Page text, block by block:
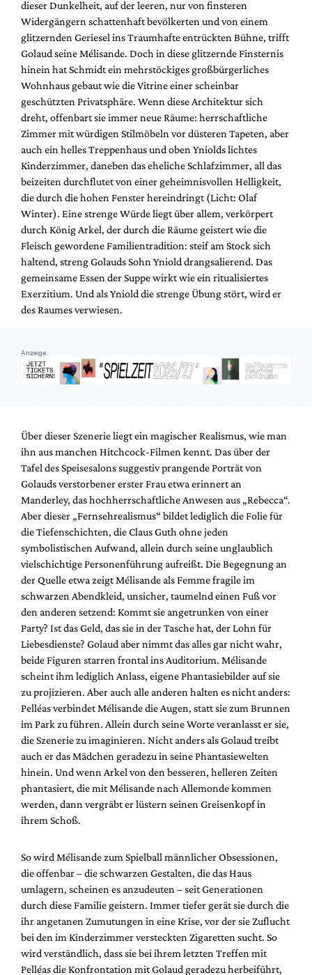
dieser Dunkelheit, auf der leeren, nur von finsteren
Widergängern schattenhaft bevölkerten und von einem
glitzernden Geriesel ins Traumhafte entrückten Bühne, trifft
Golaud seine Mélisande. Doch in diese glitzernde Finsternis
hinein hat Schmidt ein mehrstöckiges großbürgerliches
Wohnhaus gebaut wie die Vitrine einer scheinbar
geschützten Privatsphäre. Wenn diese Architektur sich
dreht, offenbart sie immer neue Räume: herrschaftliche
Zimmer mit würdigen Stilmöbeln vor düsteren Tapeten, aber
auch ein helles Treppenhaus und oben Yniolds lichtes
Kinderzimmer, daneben das eheliche Schlafzimmer, all das
beizeiten durchflutet von einer geheimnisvollen Helligkeit,
die durch die hohen Fenster hereindringt (Licht: Olaf
Winter). Eine strenge Würde liegt über allem, verkörpert
durch König Arkel, der durch die Räume geistert wie die
Fleisch gewordene Familientradition: steif am Stock sich
haltend, streng Golauds Sohn Yniold drangsalierend. Das
gemeinsame Essen der Suppe wirkt wie ein ritualisiertes
Exerzitium. Und als Yniold die strenge Übung stört, wird er
des Raumes verwiesen.
Anzeige
Über dieser Szenerie liegt ein magischer Realismus, wie man
ihn aus manchen Hitchcock-Filmen kennt. Das über der
Tafel des Speisesalons suggestiv prangende Porträt von
Golauds verstorbener erster Frau etwa erinnert an
Manderley, das hochherrschaftliche Anwesen aus „Rebecca“.
Aber dieser „Fernsehrealismus“ bildet lediglich die Folie für
die Tiefenschichten, die Claus Guth ohne jeden
symbolistischen Aufwand, allein durch seine unglaublich
vielschichtige Personenführung aufreißt. Die Begegnung an
der Quelle etwa zeigt Mélisande als Femme fragile im
schwarzen Abendkleid, unsicher, taumelnd einen Fuß vor
den anderen setzend: Kommt sie angetrunken von einer
Party? Ist das Geld, das sie in der Tasche hat, der Lohn für
Liebesdienste? Golaud aber nimmt das alles gar nicht wahr,
beide Figuren starren frontal ins Auditorium. Mélisande
scheint ihm lediglich Anlass, eigene Phantasiebilder auf sie
zu projizieren. Aber auch alle anderen halten es nicht anders:
Pelléas verbindet Mélisande die Augen, statt sie zum Brunnen
im Park zu führen. Allein durch seine Worte veranlasst er sie,
die Szenerie zu imaginieren. Nicht anders als Golaud treibt
auch er das Mädchen geradezu in seine Phantasiewelten
hinein. Und wenn Arkel von den besseren, helleren Zeiten
phantasiert, die mit Mélisande nach Allemonde kommen
werden, dann vergräbt er lüstern seinen Greisenkopf in
ihrem Schoß.
So wird Mélisande zum Spielball männlicher Obsessionen,
die offenbar – die schwarzen Gestalten, die das Haus
umlagern, scheinen es anzudeuten – seit Generationen
durch diese Familie geistern. Immer tiefer gerät sie durch die
ihr angetanen Zumutungen in eine Krise, vor der sie Zuflucht
bei den im Kinderzimmer versteckten Zigaretten sucht. So
wird verständlich, dass sie bei ihrem letzten Treffen mit
Pelléas die Konfrontation mit Golaud geradezu herbeiführt,